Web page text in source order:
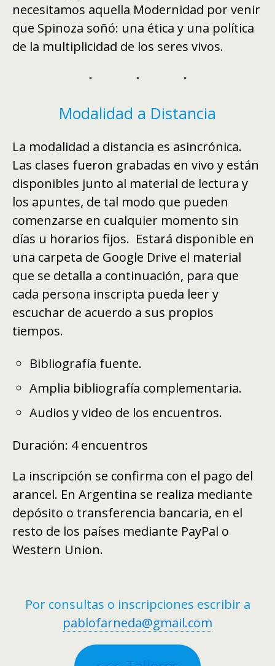
necesitamos aquella Modernidad por venir
que Spinoza soñó: una ética y una política
de la multiplicidad de los seres vivos.
Modalidad a Distancia
La modalidad a distancia es asincrónica.
Las clases fueron grabadas en vivo y están
disponibles junto al material de lectura y
los apuntes, de tal modo que pueden
comenzarse en cualquier momento sin
días u horarios fijos. Estará disponible en
una carpeta de Google Drive el material
que se detalla a continuación, para que
cada persona inscripta pueda leer y
escuchar de acuerdo a sus propios
tiempos.
Bibliografía fuente.
Amplia bibliografía complementaria.
Audios y video de los encuentros.
Duración: 4 encuentros
La inscripción se confirma con el pago del
arancel. En Argentina se realiza mediante
depósito o transferencia bancaria, en el
resto de los países mediante PayPal o
Western Union.
Por consultas o inscripciones escribir a
pablofarneda@gmail.com